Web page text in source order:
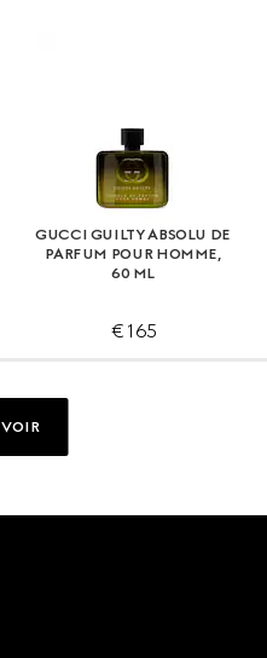
GUCCI GUILTY ABSOLU DE
PARFUM POUR HOMME,
60 ML
€ 165